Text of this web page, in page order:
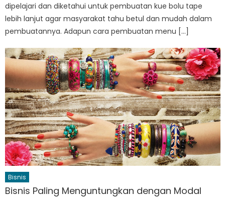
dipelajari dan diketahui untuk pembuatan kue bolu tape
lebih lanjut agar masyarakat tahu betul dan mudah dalam
pembuatannya. Adapun cara pembuatan menu […]
Bisnis
Bisnis Paling Menguntungkan dengan Modal